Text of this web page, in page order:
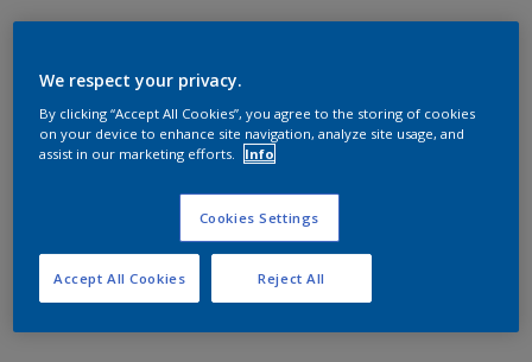
We respect your privacy.
By clicking “Accept All Cookies”, you agree to the storing of cookies
on your device to enhance site navigation, analyze site usage, and
assist in our marketing efforts.
Info
Cookies Settings
Reject All
Accept All Cookies